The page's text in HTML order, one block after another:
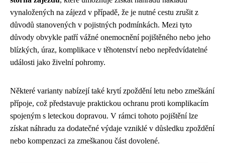
vynaložených na zájezd v případě, že je nutné cestu zrušit z
důvodů stanovených v pojistných podmínkách. Mezi tyto
důvody obvykle patří vážné onemocnění pojištěného nebo jeho
blízkých, úraz, komplikace v těhotenství nebo nepředvídatelné
události jako živelní pohromy.
Některé varianty nabízejí také krytí zpoždění letu nebo zmeškání
přípoje, což představuje praktickou ochranu proti komplikacím
spojeným s leteckou dopravou. V rámci tohoto pojištění lze
získat náhradu za dodatečné výdaje vzniklé v důsledku zpoždění
nebo kompenzaci za zmeškanou část dovolené.